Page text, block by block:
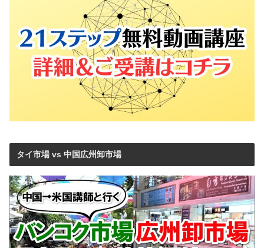
タイ市場 vs 中国広州卸市場